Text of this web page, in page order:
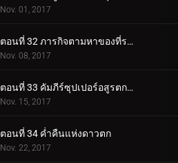
Nov. 01, 2017
ตอนที่ 32 ภารกิจตามหาของที่ระลึก
Nov. 08, 2017
ตอนที่ 33 คัมภีร์ซุปเปอร์อสูรตกต่ำ!
Nov. 15, 2017
ตอนที่ 34 ค่ำคืนแห่งดาวตก
Nov. 22, 2017